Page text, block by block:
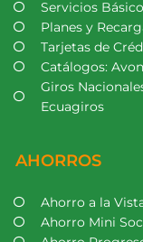
Servicios
Planes y
Tarjetas de
Catálogos:
Giros
Ecuagiros
AHORROS
Ahorro a la
Ahorro Mini